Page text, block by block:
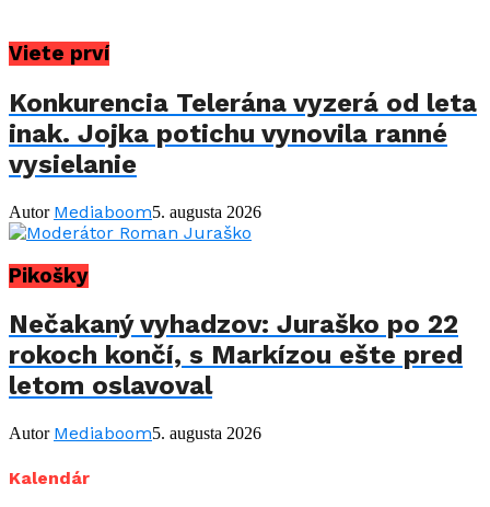
Viete prví
Konkurencia Telerána vyzerá od leta
inak. Jojka potichu vynovila ranné
vysielanie
Autor Mediaboom5. augusta 2026
Pikošky
Nečakaný vyhadzov: Juraško po 22
rokoch končí, s Markízou ešte pred
letom oslavoval
Autor Mediaboom5. augusta 2026
Kalendár